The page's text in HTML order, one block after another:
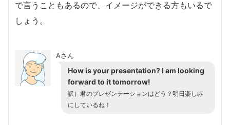
で言うこともあるので、イメージができる方もいるで
しょう。
Aさん
How is your presentation? I am looking
forward to it tomorrow!
訳）君のプレゼンテーションはどう？明日楽しみ
にしているね！